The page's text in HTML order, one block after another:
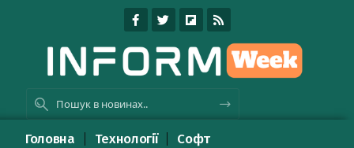
Головна Технології Софт